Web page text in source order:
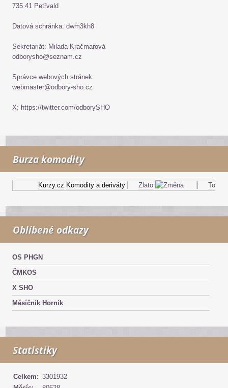
735 41 Petřvald
Datová schránka: dwm3kh8
Sekretariát: Milada Kračmarová
odborysho@seznam.cz
Správce webových stránek:
webmaster@odbory-sho.cz
X: https://twitter.com/odborySHO
Burza komodity
Kurzy.cz Komodity a deriváty Zlato Topný
Oblíbené odkazy
OS PHGN
ČMKOS
X SHO
Měsíčník Horník
Statistiky
Celkem: 3301932